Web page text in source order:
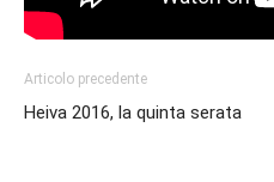
Articolo precedente
Heiva 2016, la quinta serata